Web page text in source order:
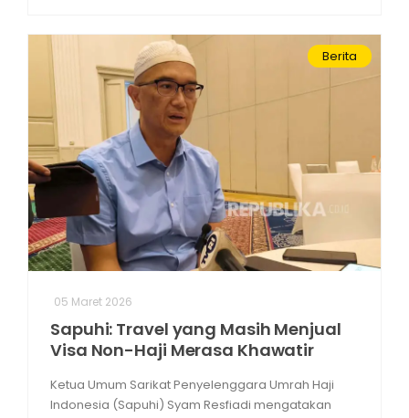
Berita
05 Maret 2026
Sapuhi: Travel yang Masih Menjual
Visa Non-Haji Merasa Khawatir
Ketua Umum Sarikat Penyelenggara Umrah Haji
Indonesia (Sapuhi) Syam Resfiadi mengatakan